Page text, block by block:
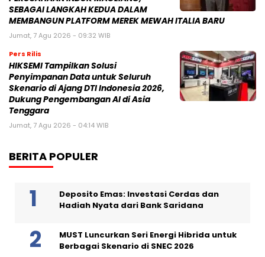
SEBAGAI LANGKAH KEDUA DALAM
MEMBANGUN PLATFORM MEREK MEWAH ITALIA BARU
Jumat, 7 Agu 2026 - 09:32 WIB
Pers Rilis
HIKSEMI Tampilkan Solusi
Penyimpanan Data untuk Seluruh
Skenario di Ajang DTI Indonesia 2026,
Dukung Pengembangan AI di Asia
Tenggara
Jumat, 7 Agu 2026 - 04:14 WIB
BERITA POPULER
Deposito Emas: Investasi Cerdas dan
Hadiah Nyata dari Bank Saridana
MUST Luncurkan Seri Energi Hibrida untuk
Berbagai Skenario di SNEC 2026